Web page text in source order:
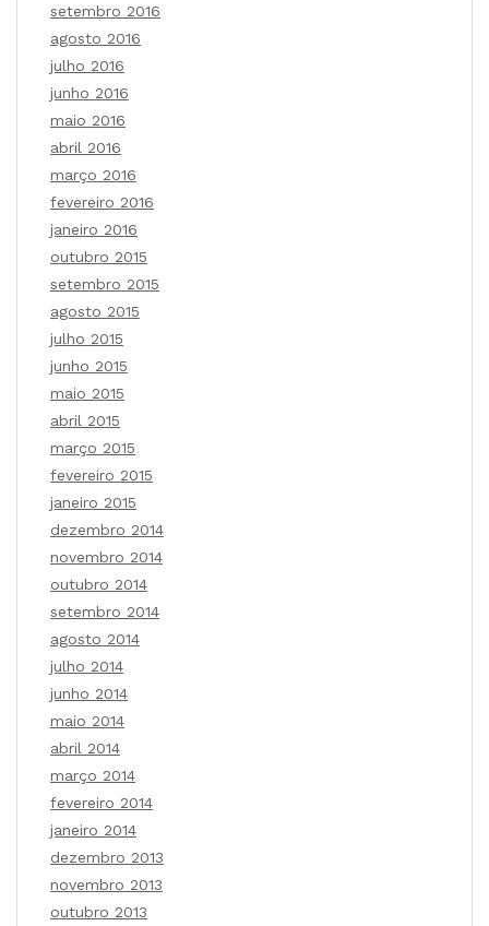
setembro 2016
agosto 2016
julho 2016
junho 2016
maio 2016
abril 2016
março 2016
fevereiro 2016
janeiro 2016
outubro 2015
setembro 2015
agosto 2015
julho 2015
junho 2015
maio 2015
abril 2015
março 2015
fevereiro 2015
janeiro 2015
dezembro 2014
novembro 2014
outubro 2014
setembro 2014
agosto 2014
julho 2014
junho 2014
maio 2014
abril 2014
março 2014
fevereiro 2014
janeiro 2014
dezembro 2013
novembro 2013
outubro 2013